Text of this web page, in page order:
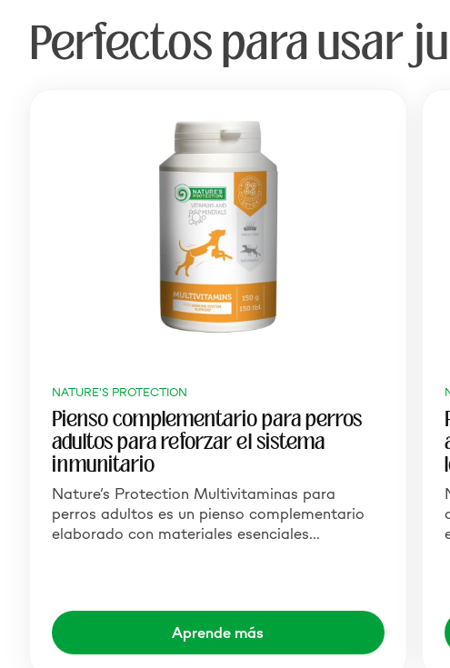
Perfectos para usar
NATURE'S PROTECTION
Pienso complementario para perros
adultos para reforzar el sistema
inmunitario
Nature’s Protection Multivitaminas para
perros adultos es un pienso complementario
elaborado con materiales esenciales…
Aprende más